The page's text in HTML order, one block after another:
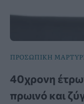
ΠΡΟΣΩΠΙΚΗ
40χρονη
πρωινό και